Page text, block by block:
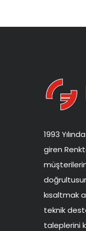
1993
giren
kısaltmak
teknik
taleplerini